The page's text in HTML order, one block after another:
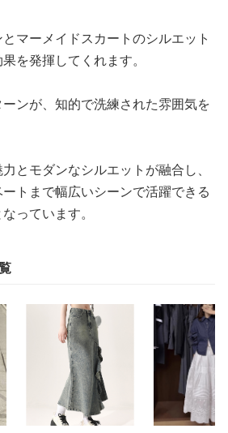
マーメイドスカートのシルエット
を発揮してくれます。
ンが、知的で洗練された雰囲気を
とモダンなシルエットが融合し、
トまで幅広いシーンで活躍できる
っています。